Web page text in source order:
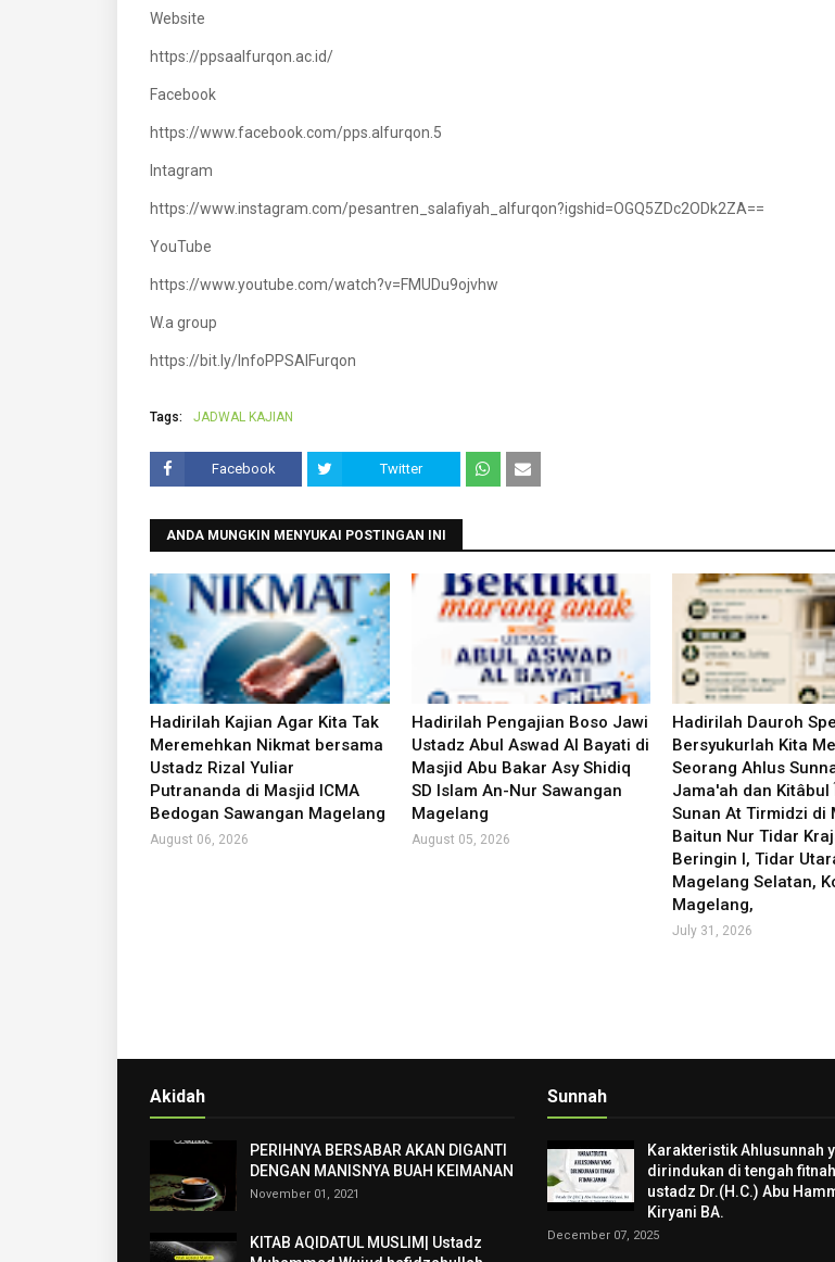
Website
https://ppsaalfurqon.ac.id/
Facebook
https://www.facebook.com/pps.alfurqon.5
Intagram
https://www.instagram.com/pesantren_salafiyah_alfurqon?igshid=OGQ5ZDc2ODk2ZA==
YouTube
https://www.youtube.com/watch?v=FMUDu9ojvhw
W.a group
https://bit.ly/InfoPPSAlFurqon
Tags: JADWAL KAJIAN
Facebook Twitter
ANDA MUNGKIN MENYUKAI POSTINGAN INI
Hadirilah Kajian Agar Kita Tak
Meremehkan Nikmat bersama
Ustadz Rizal Yuliar
Putrananda di Masjid ICMA
Bedogan Sawangan Magelang
August 06, 2026
Hadirilah Pengajian Boso Jawi
Ustadz Abul Aswad Al Bayati di
Masjid Abu Bakar Asy Shidiq
SD Islam An-Nur Sawangan
Magelang
August 05, 2026
Hadirilah Dauroh
Bersyukurlah Kita
Seorang Ahlus
Jama'ah dan Kitâbul
Sunan At Tirmidzi di
Baitun Nur Tidar
Beringin I, Tidar
Magelang Selatan,
Magelang,
July 31, 2026
Akidah
PERIHNYA BERSABAR AKAN DIGANTI
DENGAN MANISNYA BUAH KEIMANAN
November 01, 2021
KITAB AQIDATUL MUSLIM| Ustadz
Sunnah
Karakteristik Ahlusunnah
dirindukan di tengah
ustadz Dr.(H.C.) Abu
Kiryani BA.
December 07, 2025